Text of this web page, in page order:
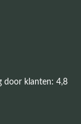
door klanten: 4,8